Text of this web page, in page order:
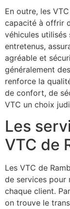
En outre, les
capacité à offrir
véhicules
entretenus,
agréable et
généralement
renforce la
de confort, de
VTC un choix
Les
VTC de
Les VTC de
de services pour
chaque client.
on trouve le